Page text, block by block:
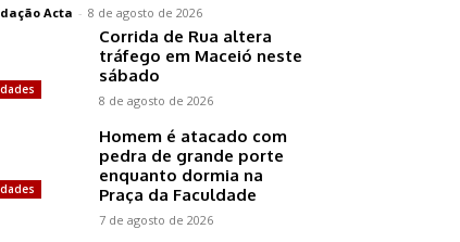
Acta - 8 de agosto de 2026
Corrida de Rua altera
tráfego em Maceió neste
sábado
8 de agosto de 2026
Homem é atacado com
pedra de grande porte
enquanto dormia na
Praça da Faculdade
7 de agosto de 2026